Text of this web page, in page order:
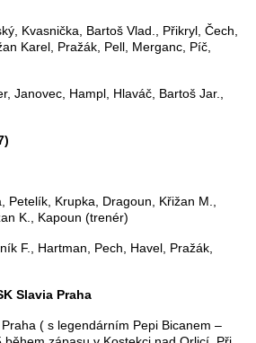
Kvasnička, Bartoš Vlad., Přikryl, Čech,
Karel, Pražák, Pell, Merganc, Píč,
Janovec, Hampl, Hlaváč, Bartoš Jar.,
Petelík, Krupka, Dragoun, Křižan M.,
K., Kapoun (trenér)
F., Hartman, Pech, Havel, Pražák,
Slavia Praha
( s legendárním Pepi Bicanem –